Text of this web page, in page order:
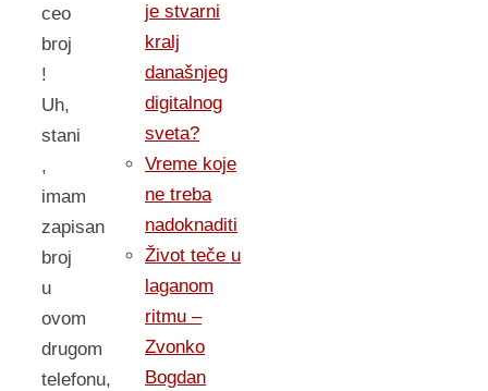
ceo
broj
!
Uh,
stani
,
imam
zapisan
broj
u
ovom
drugom
telefonu,
je stvarni
kralj
današnjeg
digitalnog
sveta?
Vreme koje
ne treba
nadoknaditi
Život teče u
laganom
ritmu –
Zvonko
Bogdan